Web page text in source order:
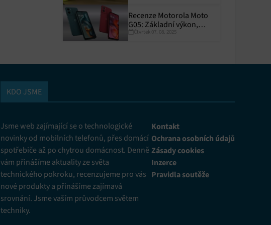
Recenze Motorola Moto
G05: Základní výkon,
skvělá výdrž
Čtvrtek 07. 08. 2025
KDO JSME
Jsme web zajímající se o technologické
novinky od mobilních telefonů, přes domácí
spotřebiče až po chytrou domácnost. Denně
vám přinášíme aktuality ze světa
technického pokroku, recenzujeme pro vás
nové produkty a přinášíme zajímavá
srovnání. Jsme vaším průvodcem světem
techniky.
Kontakt
Ochrana osobních údajů
Zásady cookies
Inzerce
Pravidla soutěže